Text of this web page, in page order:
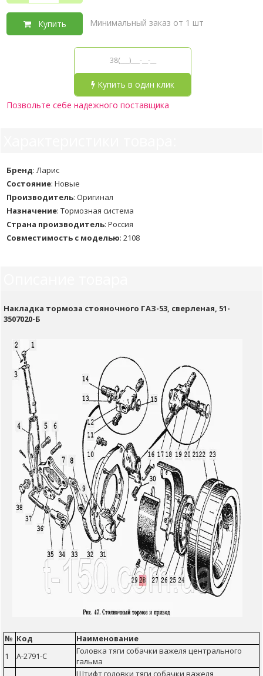
Купить Минимальный заказ от 1 шт
Купить в один клик
Позвольте себе надежного поставщика
Бренд: Ларис
Состояние: Новые
Производитель: Оригинал
Назначение: Тормозная система
Страна производитель: Россия
Совместимость с моделью: 2108
Накладка тормоза стояночного ГАЗ-53, сверленая, 51-
3507020-Б
№ Код
Наименование
1
А-2791-С
Головка тяги собачки важеля центрального
гальма
Штифт головки тяги собачки важеля